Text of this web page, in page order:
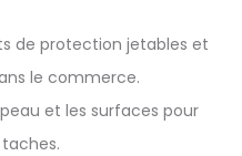
de protection jetables et
le commerce.
et les surfaces pour